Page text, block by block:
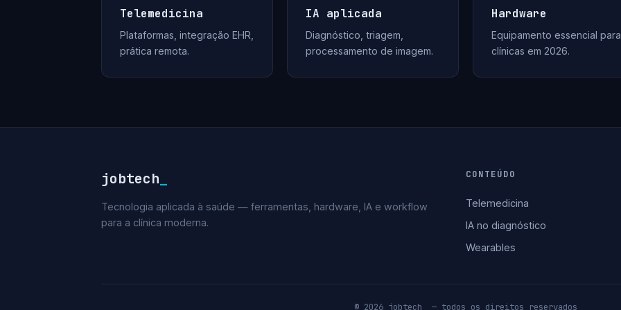
Telemedicina
Plataformas, integração EHR,
prática remota.
IA aplicada
Diagnóstico, triagem,
processamento de imagem.
Hardware
Equipamento essencial para
clínicas em 2026.
jobtech
Tecnologia aplicada à saúde — ferramentas, hardware, IA e workflow
para a clínica moderna.
CONTEÚDO
Telemedicina
IA no diagnóstico
Wearables
© 2026 jobtech_ — todos os direitos reservados